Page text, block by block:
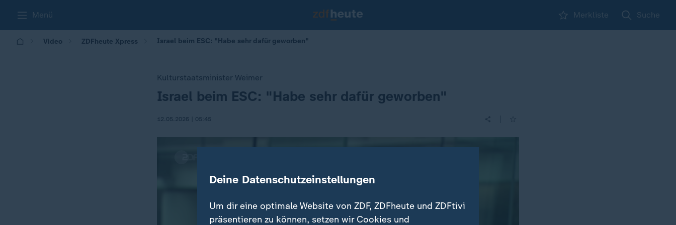
Menü Merkliste Suche
Video ZDFheute Xpress Israel beim ESC: "Habe sehr dafür geworben"
Kulturstaatsminister Weimer
:Israel beim ESC: "Habe sehr dafür geworben"
12.05.2026 | 05:45
Deine Datenschutzeinstellungen
Um dir eine optimale Website von ZDF, ZDFheute und ZDFtivi
präsentieren zu können, setzen wir Cookies und